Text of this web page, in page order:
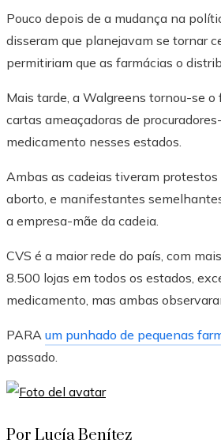
Pouco depois de a mudança na
disseram que planejavam se tornar
permitiriam que as farmácias o
Mais tarde, a Walgreens tornou-se
cartas ameaçadoras de
medicamento nesses estados.
Ambas as cadeias tiveram
aborto, e manifestantes
a empresa-mãe da cadeia.
CVS é ​​a maior rede do país, com
8.500 lojas em todos os estados,
medicamento, mas ambas
PARA um punhado de pequenas
passado.
Por Lucía Benítez